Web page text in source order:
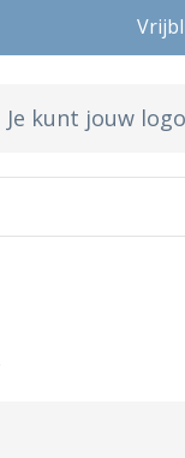
Je kunt jouw